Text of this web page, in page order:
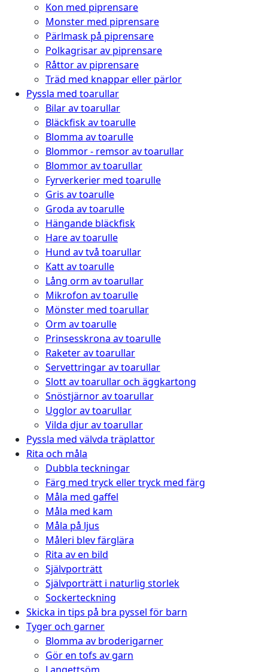
Kon med piprensare
Monster med piprensare
Pärlmask på piprensare
Polkagrisar av piprensare
Råttor av piprensare
Träd med knappar eller pärlor
Pyssla med toarullar
Bilar av toarullar
Bläckfisk av toarulle
Blomma av toarulle
Blommor - remsor av toarullar
Blommor av toarullar
Fyrverkerier med toarulle
Gris av toarulle
Groda av toarulle
Hängande bläckfisk
Hare av toarulle
Hund av två toarullar
Katt av toarulle
Lång orm av toarullar
Mikrofon av toarulle
Mönster med toarullar
Orm av toarulle
Prinsesskrona av toarulle
Raketer av toarullar
Servettringar av toarullar
Slott av toarullar och äggkartong
Snöstjärnor av toarullar
Ugglor av toarullar
Vilda djur av toarullar
Pyssla med välvda träplattor
Rita och måla
Dubbla teckningar
Färg med tryck eller tryck med färg
Måla med gaffel
Måla med kam
Måla på ljus
Måleri blev färglära
Rita av en bild
Självporträtt
Självporträtt i naturlig storlek
Sockerteckning
Skicka in tips på bra pyssel för barn
Tyger och garner
Blomma av broderigarner
Gör en tofs av garn